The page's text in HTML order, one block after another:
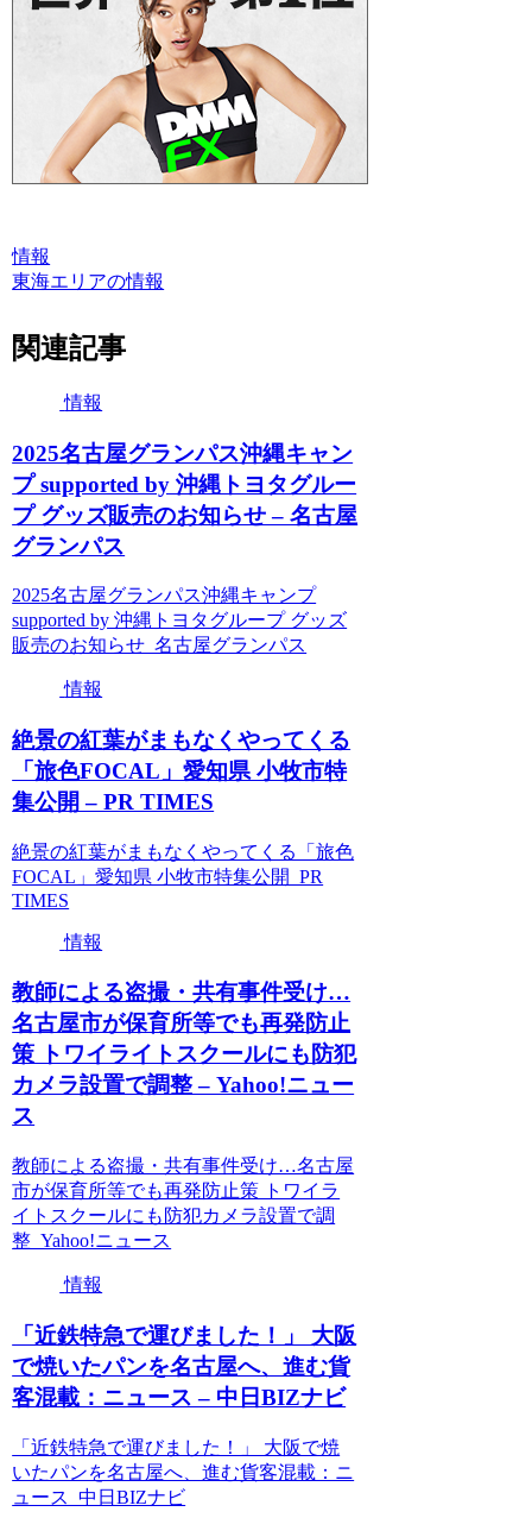
情報
東海エリアの情報
関連記事
情報
2025名古屋グランパス沖縄キャン
プ supported by 沖縄トヨタグルー
プ グッズ販売のお知らせ – 名古屋
グランパス
2025名古屋グランパス沖縄キャンプ
supported by 沖縄トヨタグループ グッズ
販売のお知らせ 名古屋グランパス
情報
絶景の紅葉がまもなくやってくる
「旅色FOCAL」愛知県 小牧市特
集公開 – PR TIMES
絶景の紅葉がまもなくやってくる「旅色
FOCAL」愛知県 小牧市特集公開 PR
TIMES
情報
教師による盗撮・共有事件受け…
名古屋市が保育所等でも再発防止
策 トワイライトスクールにも防犯
カメラ設置で調整 – Yahoo!ニュー
ス
教師による盗撮・共有事件受け…名古屋
市が保育所等でも再発防止策 トワイラ
イトスクールにも防犯カメラ設置で調
整 Yahoo!ニュース
情報
「近鉄特急で運びました！」 大阪
で焼いたパンを名古屋へ、進む貨
客混載：ニュース – 中日BIZナビ
「近鉄特急で運びました！」 大阪で焼
いたパンを名古屋へ、進む貨客混載：ニ
ュース 中日BIZナビ